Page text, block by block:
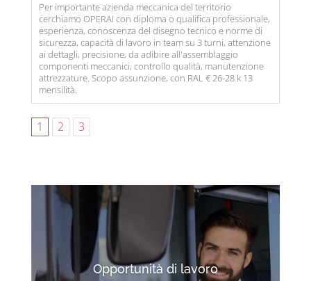
Per importante azienda meccanica del territorio
cerchiamo OPERAI con diploma o qualifica professionale,
esperienza, conoscenza del disegno tecnico e norme di
sicurezza, capacità di lavoro in team su 3 turni, attenzione
ai dettagli, precisione, da adibire all'assemblaggio
componenti meccanici, controllo qualità, manutenzione
attrezzature. Scopo assunzione, con RAL € 26-28 k 13
mensilità.
1 2 3
Opportunità di lavoro